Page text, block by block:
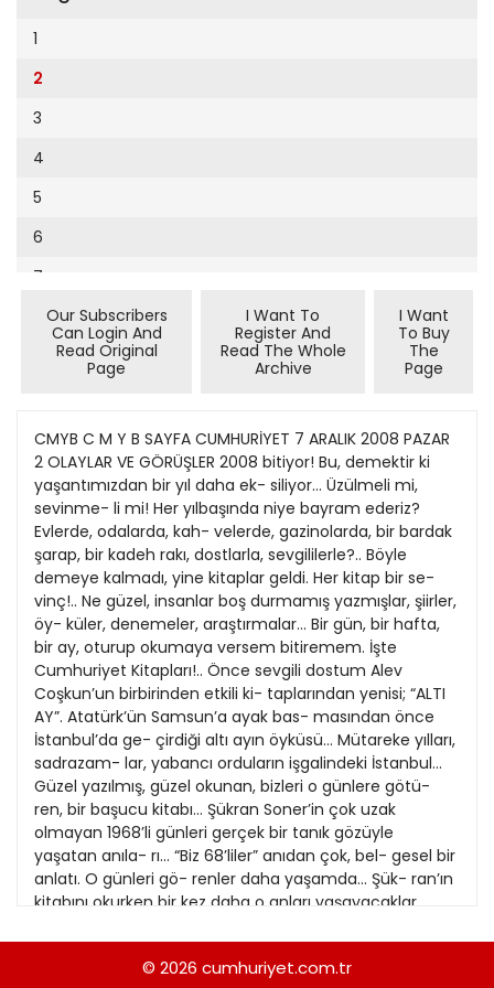
Cumhuriyet Sağlıklı Beslenme
Cumhuriyet Sokak
Cumhuriyet Spor
Cumhuriyet Strateji
Cumhuriyet Tarım
Cumhuriyet Yılbaşı
Çerçeve Eki
Dergi Eki
Ekonomi Eki
Evleniyoruz
Güney Dogu
Kitap Eki
Özel Ekler
Özel Okullar
Sevgililer Günü
Siyaset Eki
Sürdürülebilir yaşam
Turizm Eki
Yerel Yönetimler
1994
1991
1990
1989
1988
1987
1986
1985
1984
1983
1982
1981
1980
9
10
11
12
13
14
15
16
19
20
21
22
23
24
25
26
27
28
29
30
31
1
2
3
4
5
6
7
11
13
14
15
16
17
18
20
Our Subscribers
Can Login And
Read Original
Page
I Want To
Register And
Read The Whole
Archive
I Want
To Buy
The
Page
CMYB C M Y B SAYFA CUMHURİYET 7 ARALIK 2008 PAZAR
2 OLAYLAR VE GÖRÜŞLER 2008 bitiyor! Bu, demektir ki
yaşantımızdan bir yıl daha ek- siliyor... Üzülmeli mi,
sevinme- li mi! Her yılbaşında niye bayram ederiz?
Evlerde, odalarda, kah- velerde, gazinolarda, bir bardak
şarap, bir kadeh rakı, dostlarla, sevgililerle?.. Böyle
demeye kalmadı, yine kitaplar geldi. Her kitap bir se-
vinç!.. Ne güzel, insanlar boş durmamış yazmışlar, şiirler,
öy- küler, denemeler, araştırmalar... Bir gün, bir hafta,
bir ay, oturup okumaya versem bitiremem. İşte
Cumhuriyet Kitapları!.. Önce sevgili dostum Alev
Coşkun’un birbirinden etkili ki- taplarından yenisi; “ALTI
AY”. Atatürk’ün Samsun’a ayak bas- masından önce
İstanbul’da ge- çirdiği altı ayın öyküsü... Mütareke yılları,
sadrazam- lar, yabancı orduların işgalindeki İstanbul...
Güzel yazılmış, güzel okunan, bizleri o günlere götü-
ren, bir başucu kitabı... Şükran Soner’in çok uzak
olmayan 1968’li günleri gerçek bir tanık gözüyle
yaşatan anıla- rı... “Biz 68’liler” anıdan çok, bel- gesel bir
anlatı. O günleri gö- renler daha yaşamda... Şük- ran’ın
kitabını okurken bir kez daha o anları yaşayacaklar...
okurları- mız. Bilimle, kültürü bir bütün olarak algılayan
bir yazarın ye- ni kitabı: “Türban”.. Bir de bir güzel
© 2026 cumhuriyet.com.tr